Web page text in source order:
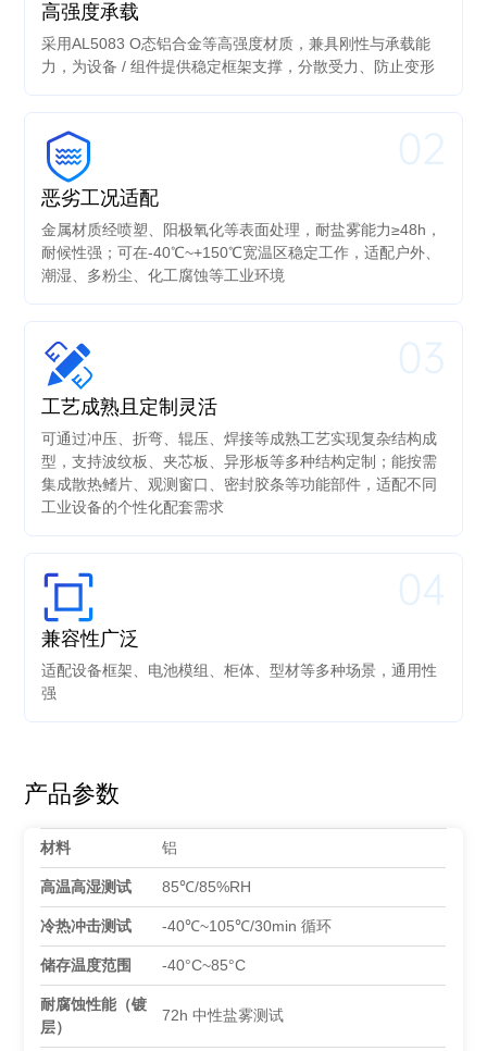
高强度承载
采用AL5083 O态铝合金等高强度材质，兼具刚性与承载能
力，为设备 / 组件提供稳定框架支撑，分散受力、防止变形
恶劣工况适配
金属材质经喷塑、阳极氧化等表面处理，耐盐雾能力≥48h，
耐候性强；可在-40℃~+150℃宽温区稳定工作，适配户外、
潮湿、多粉尘、化工腐蚀等工业环境
02
工艺成熟且定制灵活
可通过冲压、折弯、辊压、焊接等成熟工艺实现复杂结构成
型，支持波纹板、夹芯板、异形板等多种结构定制；能按需
集成散热鳍片、观测窗口、密封胶条等功能部件，适配不同
工业设备的个性化配套需求
03
兼容性广泛
适配设备框架、电池模组、柜体、型材等多种场景，通用性
强
04
产品参数
材料 铝
高温高湿测试 85℃/85%RH
冷热冲击测试 -40℃~105℃/30min 循环
储存温度范围 -40°C~85°C
耐腐蚀性能（镀
层）
72h 中性盐雾测试